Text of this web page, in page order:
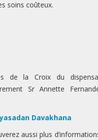
soins coûteux.
de la Croix du
Sr Annette
Davakhana
aussi plus